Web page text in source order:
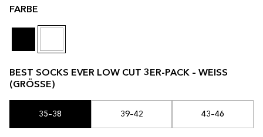
FARBE
BEST SOCKS EVER LOW CUT 3ER-PACK – WEISS
(GRÖSSE)
35–38 39–42 43–46